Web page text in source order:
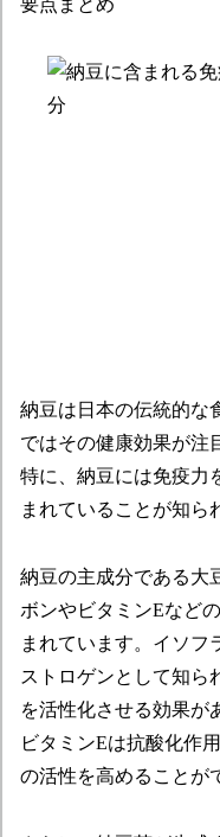
納豆は日本の伝統的な
ではその健康効果が注
特に、納豆には免疫力
まれていることが知ら
納豆の主成分である大
ボンやビタミンEなど
まれています。イソフ
ストロゲンとして知ら
を活性化させる効果が
ビタミンEは抗酸化作
の活性を高めることが